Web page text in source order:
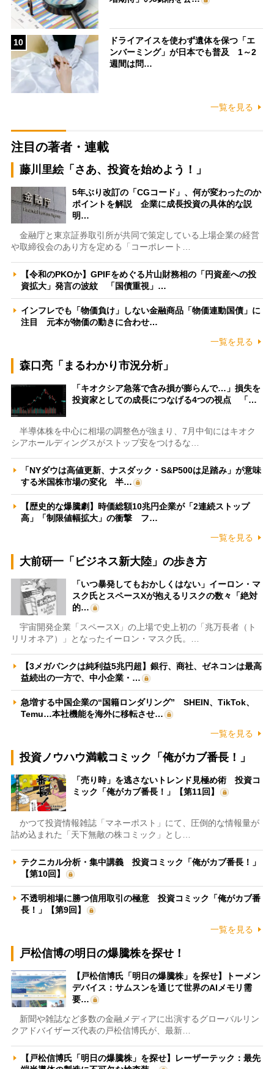
10
ドライアイスを使わず遺体を保つ「エ
ンバーミング」が日本でも普及 1～2
週間は問…
一覧を見る
注目の著者・連載
藤川里絵「さあ、投資を始めよう！」
5年ぶり改訂の「CGコード」、何が変わったのか
ポイントを解説 企業に成長投資の具体的な説
明…
金融庁と東京証券取引所が共同で策定している上場企業の経営
や取締役会のあり方を定める「コーポレート…
【令和のPKOか】GPIFをめぐる片山財務相の「円資産への投
資拡大」発言の波紋 「国債重視」…
インフレでも「物価負け」しない金融商品「物価連動国債」に
注目 元本が物価の動きに合わせ…
一覧を見る
森口亮「まるわかり市況分析」
「キオクシア急落で含み損が膨らんで…」損失を
投資家としての成長につなげる4つの視点 「…
半導体株を中心に相場の調整色が強まり、7月中旬にはキオク
シアホールディングスがストップ安をつけるな…
「NYダウは高値更新、ナスダック・S&P500は足踏み」が意味
する米国株市場の変化 半…
【歴史的な爆騰劇】時価総額10兆円企業が「2連続ストップ
高」「制限値幅拡大」の衝撃 フ…
一覧を見る
大前研一「ビジネス新大陸」の歩き方
「いつ暴発してもおかしくはない」イーロン・マ
スク氏とスペースXが抱えるリスクの数々「絶対
的…
宇宙開発企業「スペースX」の上場で史上初の「兆万長者（ト
リリオネア）」となったイーロン・マスク氏。…
【3メガバンクは純利益5兆円超】銀行、商社、ゼネコンは最高
益続出の一方で、中小企業・…
急増する中国企業の“国籍ロンダリング” SHEIN、TikTok、
Temu…本社機能を海外に移転させ…
一覧を見る
投資ノウハウ満載コミック「俺がカブ番長！」
「売り時」を逃さないトレンド見極め術 投資コ
ミック「俺がカブ番長！」【第11回】
かつて投資情報雑誌「マネーポスト」にて、圧倒的な情報量が
詰め込まれた「天下無敵の株コミック」とし…
テクニカル分析・集中講義 投資コミック「俺がカブ番長！」
【第10回】
不透明相場に勝つ信用取引の極意 投資コミック「俺がカブ番
長！」【第9回】
一覧を見る
戸松信博の明日の爆騰株を探せ！
【戸松信博氏「明日の爆騰株」を探せ】トーメン
デバイス：サムスンを通じて世界のAIメモリ需
要…
新聞や雑誌など多数の金融メディアに出演するグローバルリン
クアドバイザーズ代表の戸松信博氏が、最新…
【戸松信博氏「明日の爆騰株」を探せ】レーザーテック：最先